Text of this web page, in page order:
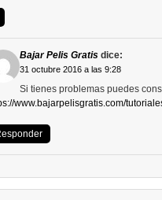
Bajar Pelis Gratis dice:
31 octubre 2016 a las 9:28
Si tienes problemas puedes
www.bajarpelisgratis.com/